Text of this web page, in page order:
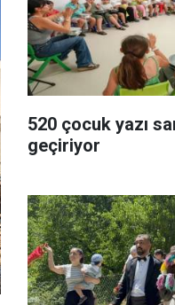
520 çocuk yazı
geçiriyor